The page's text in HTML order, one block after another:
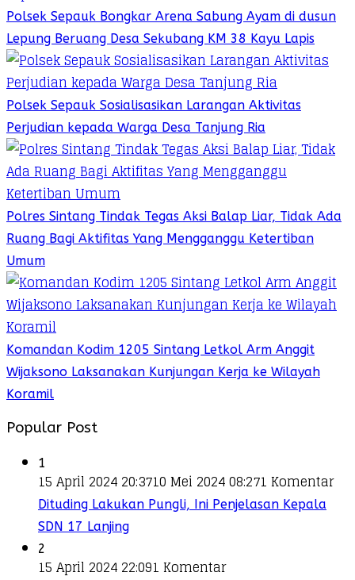
Polsek Sepauk Bongkar Arena Sabung Ayam di dusun
Lepung Beruang Desa Sekubang KM 38 Kayu Lapis
Polsek Sepauk Sosialisasikan Larangan Aktivitas
Perjudian kepada Warga Desa Tanjung Ria
Polres Sintang Tindak Tegas Aksi Balap Liar, Tidak Ada
Ruang Bagi Aktifitas Yang Mengganggu Ketertiban
Umum
Komandan Kodim 1205 Sintang Letkol Arm Anggit
Wijaksono Laksanakan Kunjungan Kerja ke Wilayah
Koramil
Popular Post
1
15 April 2024 20:3710 Mei 2024 08:271 Komentar
Dituding Lakukan Pungli, Ini Penjelasan Kepala
SDN 17 Lanjing
2
15 April 2024 22:091 Komentar